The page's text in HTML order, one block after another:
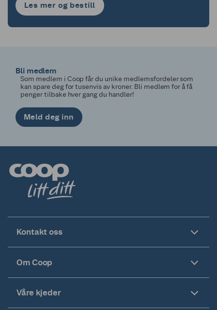
Les mer og bestill
Bli medlem
Som medlem i Coop får du unike medlemsfordeler som
kan spare deg for tusenvis av kroner. Bli medlem for å få
penger tilbake hver gang du handler!
Meld deg inn
Kontakt oss
Om Coop
Våre kjeder